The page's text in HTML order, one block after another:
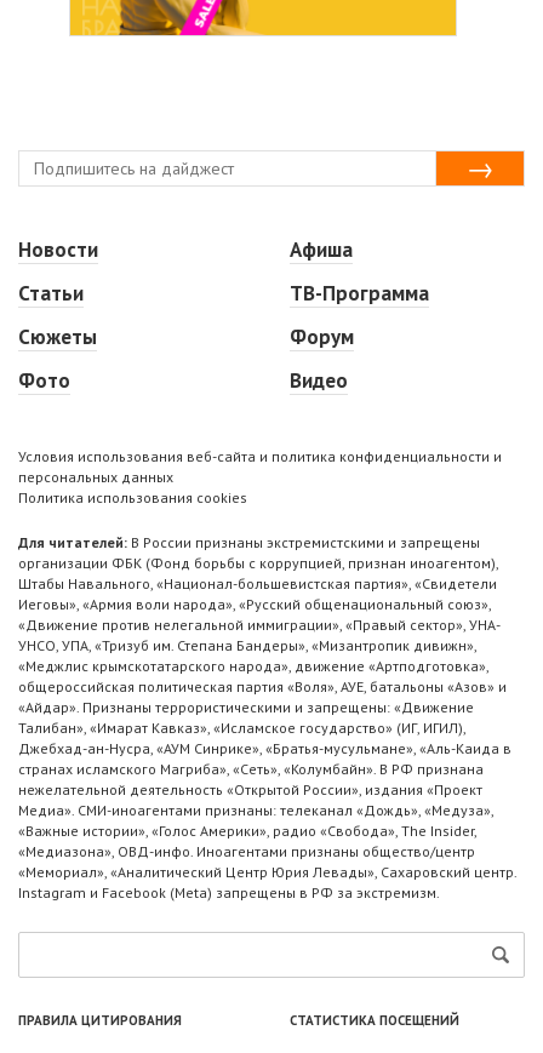
Новости
Статьи
Сюжеты
Фото
Афиша
ТВ-Программа
Форум
Видео
Условия использования веб-сайта и политика конфиденциальности и
персональных данных
Политика использования cookies
Для читателей: В России признаны экстремистскими и запрещены
организации ФБК (Фонд борьбы с коррупцией, признан иноагентом),
Штабы Навального, «Национал-большевистская партия», «Свидетели
Иеговы», «Армия воли народа», «Русский общенациональный союз»,
«Движение против нелегальной иммиграции», «Правый сектор», УНА-
УНСО, УПА, «Тризуб им. Степана Бандеры», «Мизантропик дивижн»,
«Меджлис крымскотатарского народа», движение «Артподготовка»,
общероссийская политическая партия «Воля», АУЕ, батальоны «Азов» и
«Айдар». Признаны террористическими и запрещены: «Движение
Талибан», «Имарат Кавказ», «Исламское государство» (ИГ, ИГИЛ),
Джебхад-ан-Нусра, «АУМ Синрике», «Братья-мусульмане», «Аль-Каида в
странах исламского Магриба», «Сеть», «Колумбайн». В РФ признана
нежелательной деятельность «Открытой России», издания «Проект
Медиа». СМИ-иноагентами признаны: телеканал «Дождь», «Медуза»,
«Важные истории», «Голос Америки», радио «Свобода», The Insider,
«Медиазона», ОВД-инфо. Иноагентами признаны общество/центр
«Мемориал», «Аналитический Центр Юрия Левады», Сахаровский центр.
Instagram и Facebook (Metа) запрещены в РФ за экстремизм.
ПРАВИЛА ЦИТИРОВАНИЯ СТАТИСТИКА ПОСЕЩЕНИЙ